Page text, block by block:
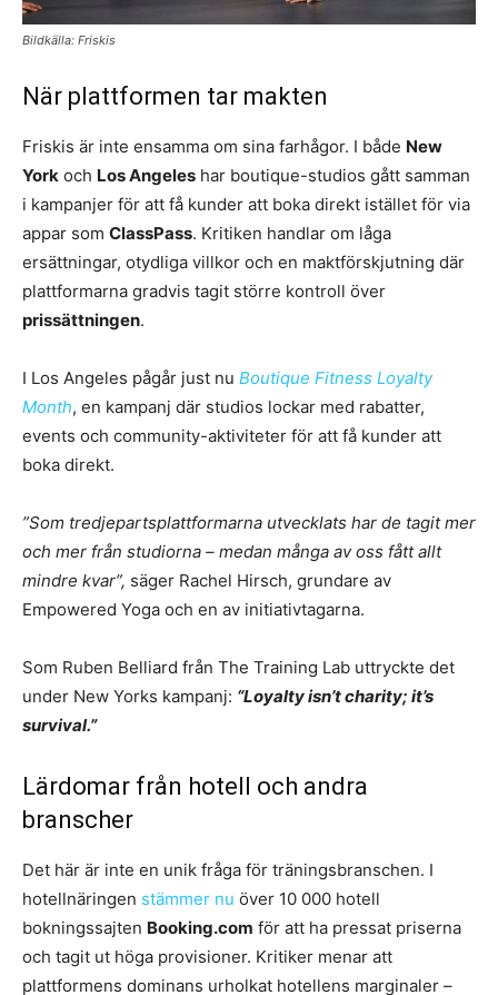
Bildkälla: Friskis
När plattformen tar makten
Friskis är inte ensamma om sina farhågor. I både New
York och Los Angeles har boutique-studios gått samman
i kampanjer för att få kunder att boka direkt istället för via
appar som ClassPass. Kritiken handlar om låga
ersättningar, otydliga villkor och en maktförskjutning där
plattformarna gradvis tagit större kontroll över
prissättningen.
I Los Angeles pågår just nu Boutique Fitness Loyalty
Month, en kampanj där studios lockar med rabatter,
events och community-aktiviteter för att få kunder att
boka direkt.
”Som tredjepartsplattformarna utvecklats har de tagit mer
och mer från studiorna – medan många av oss fått allt
mindre kvar”, säger Rachel Hirsch, grundare av
Empowered Yoga och en av initiativtagarna.
Som Ruben Belliard från The Training Lab uttryckte det
under New Yorks kampanj: “Loyalty isn’t charity; it’s
survival.”
Lärdomar från hotell och andra
branscher
Det här är inte en unik fråga för träningsbranschen. I
hotellnäringen stämmer nu över 10 000 hotell
bokningssajten Booking.com för att ha pressat priserna
och tagit ut höga provisioner. Kritiker menar att
plattformens dominans urholkat hotellens marginaler –